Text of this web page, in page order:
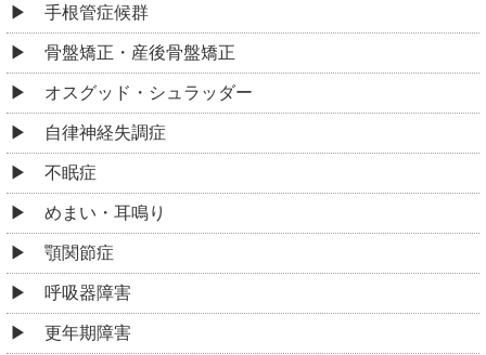
手根管症候群
骨盤矯正・産後骨盤矯正
オスグッド・シュラッダー
自律神経失調症
不眠症
めまい・耳鳴り
顎関節症
呼吸器障害
更年期障害